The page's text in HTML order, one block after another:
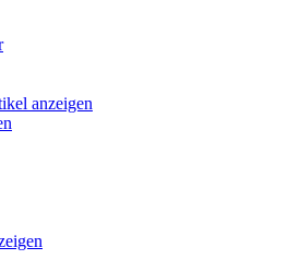
anzeigen